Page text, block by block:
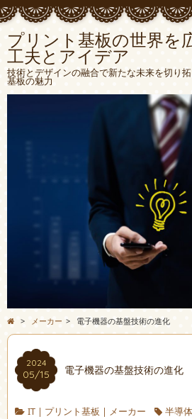
プリント基板の世界を
工夫とアイデア
技術とデザインの融合で新たな未来を切り
基板の魅力
> メーカー > 電子機器の基盤技術の進化
2024
05/15 電子機器の基盤技術の進化
IT| プリント基板 | メーカー 半導体